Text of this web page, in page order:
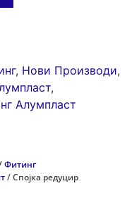
, Нови Производи,
,
Алумпласт
Фитинг
/ Спојка редуцир